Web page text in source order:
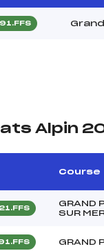
Alpin
Course
GRAND
SUR
GRAND